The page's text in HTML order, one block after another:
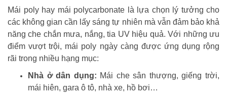
Mái poly hay mái polycarbonate là lựa chọn lý tưởng cho
các không gian cần lấy sáng tự nhiên mà vẫn đảm bảo khả
năng che chắn mưa, nắng, tia UV hiệu quả. Với những ưu
điểm vượt trội, mái poly ngày càng được ứng dụng rộng
rãi trong nhiều hạng mục:
Nhà ở dân dụng: Mái che sân thượng, giếng trời,
mái hiên, gara ô tô, nhà xe, hồ bơi…